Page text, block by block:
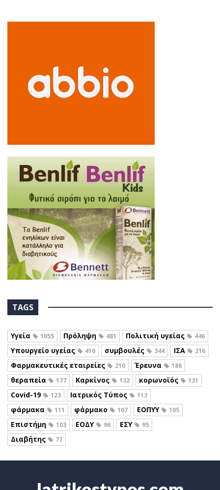
TAGS
Υγεία 1055 Πρόληψη 481 Πολιτική υγείας 446
Υπουργείο υγείας 410 συμβουλές 344 ΙΣΑ 216
Φαρμακευτικές εταιρείες 210 Έρευνα 186
θεραπεία 177 Καρκίνος 132 κορωνοϊός 131
Covid-19 123 Ιατρικός Τύπος 113
φάρμακα 111 φάρμακο 107 ΕΟΠΥΥ 105
Επιστήμη 103 ΕΟΔΥ 96 ΕΣΥ 95
Διαβήτης 77